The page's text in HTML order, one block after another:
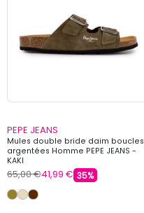
PEPE JEANS
Mules double bride daim boucles
argentées Homme PEPE JEANS -
KAKI
65,00 €41,99 € 35%